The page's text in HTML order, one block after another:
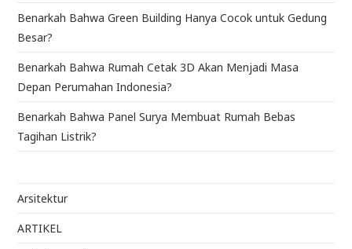
Benarkah Bahwa Green Building Hanya Cocok untuk Gedung
Besar?
Benarkah Bahwa Rumah Cetak 3D Akan Menjadi Masa
Depan Perumahan Indonesia?
Benarkah Bahwa Panel Surya Membuat Rumah Bebas
Tagihan Listrik?
Arsitektur
ARTIKEL